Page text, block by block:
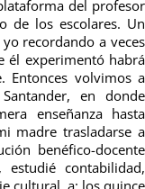
del profesor
de los escolares. Un
recordando a veces
él experimentó habrá
Entonces volvimos a
en donde
enseñanza hasta
madre trasladarse a
benéfico-docente
contabilidad,
cultural, a: los quince